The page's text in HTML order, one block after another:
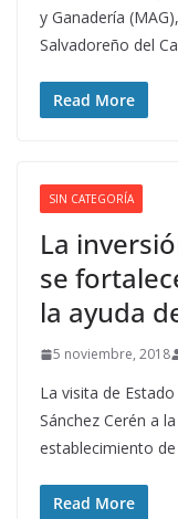
y Ganadería
Salvadoreño del
Read More
SIN CATEGORÍA
La
se
la ayuda
5 noviembre, 2018
La visita de
Sánchez Cerén a
establecimiento de
Read More